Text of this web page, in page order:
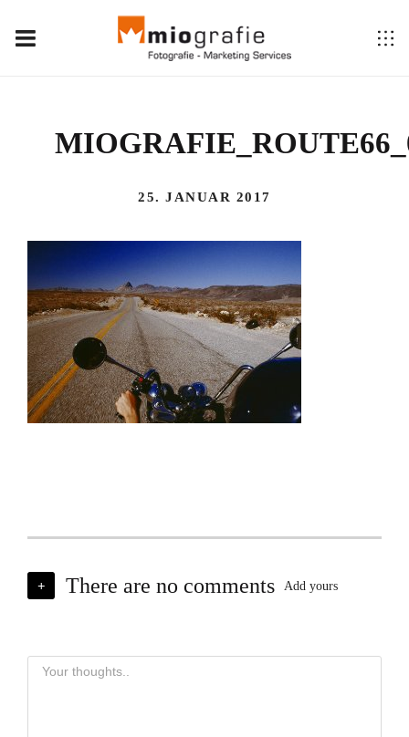
25. JANUAR 2017
+ There are no comments Add yours